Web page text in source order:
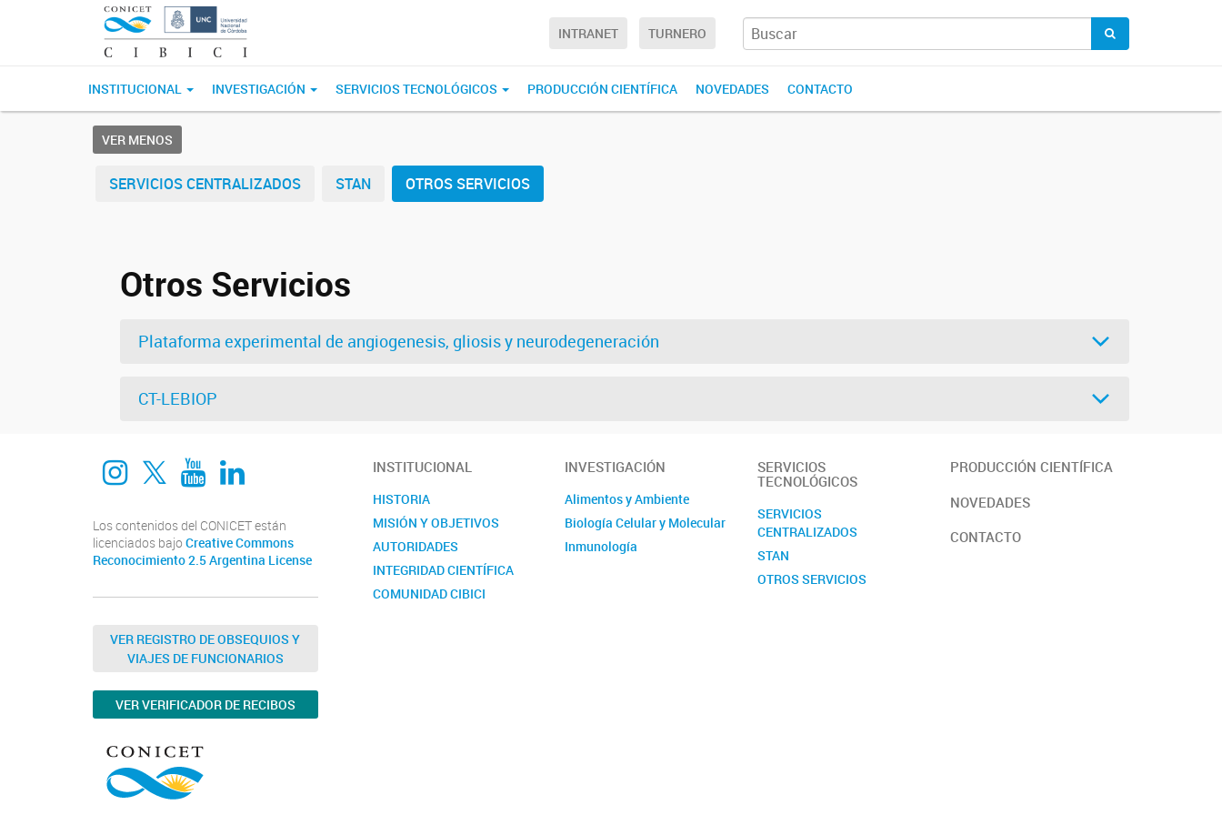
INTRANET TURNERO
INSTITUCIONAL INVESTIGACIÓN SERVICIOS TECNOLÓGICOS PRODUCCIÓN CIENTÍFICA NOVEDADES CONTACTO
VER MENOS
SERVICIOS CENTRALIZADOS STAN OTROS SERVICIOS
Otros Servicios
Plataforma experimental de angiogenesis, gliosis y neurodegeneración
CT-LEBIOP
Instagram
twitterYoutube
Linkedin
Los contenidos del CONICET están
licenciados bajo Creative Commons
Reconocimiento 2.5 Argentina License
VER REGISTRO DE OBSEQUIOS Y
VIAJES DE FUNCIONARIOS
VER VERIFICADOR DE RECIBOS
INSTITUCIONAL
HISTORIA
MISIÓN Y OBJETIVOS
AUTORIDADES
INTEGRIDAD CIENTÍFICA
COMUNIDAD CIBICI
INVESTIGACIÓN
Alimentos y Ambiente
Biología Celular y Molecular
Inmunología
SERVICIOS
TECNOLÓGICOS
SERVICIOS
CENTRALIZADOS
STAN
OTROS SERVICIOS
PRODUCCIÓN CIENTÍFICA
NOVEDADES
CONTACTO